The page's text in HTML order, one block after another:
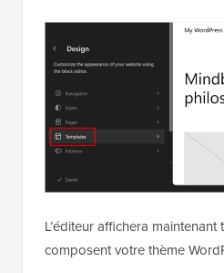
L’éditeur affichera
composent votre thème